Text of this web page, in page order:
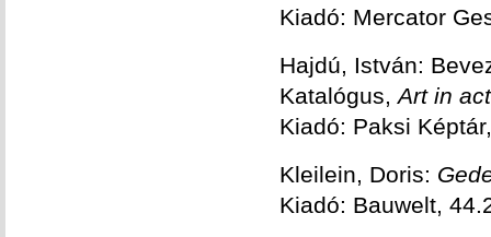
Kiadó: Mercator
Hajdú, István:
Katalógus,Art in
Kiadó: Paksi
Kleilein, Doris:
Kiadó: Bauwelt,